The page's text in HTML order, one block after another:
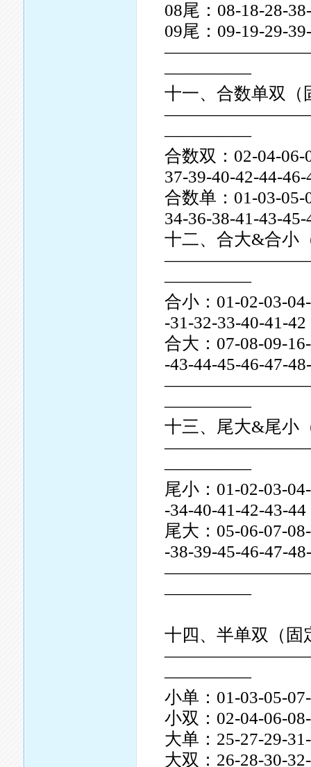
08尾：08-18-28-
09尾：09-19-29-
—————
十一、合数单双（
—————
合数双：02-04-06-
37-39-40-42-44-46-
合数单：01-03-05-
34-36-38-41-43-45-
十二、合大&合小
—————
合小：01-02-03-
-31-32-33-40-41-42
合大：07-08-09-
-43-44-45-46-47-
—————
十三、尾大&尾小
—————
尾小：01-02-03-
-34-40-41-42-43-44
尾大：05-06-07-
-38-39-45-46-47-
—————
十四、半单双（固
—————
小单：01-03-05-
小双：02-04-06-
大单：25-27-29-
大双：26-28-30-